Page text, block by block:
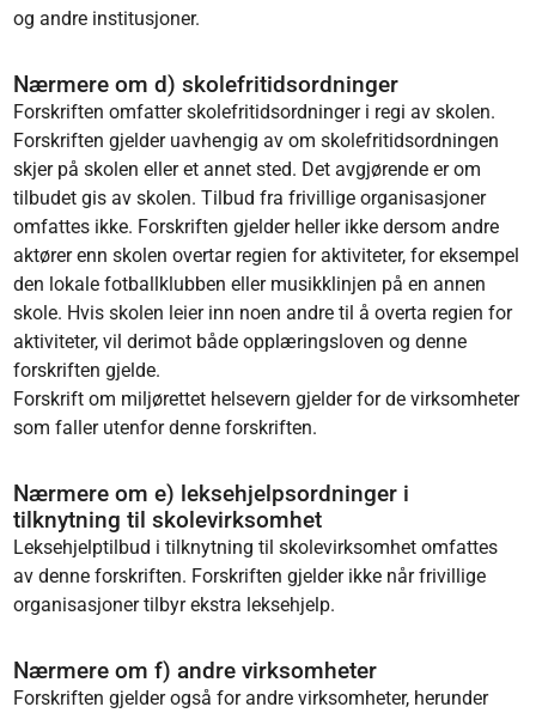
og andre institusjoner.
Nærmere om d) skolefritidsordninger
Forskriften omfatter skolefritidsordninger i regi av skolen.
Forskriften gjelder uavhengig av om skolefritidsordningen
skjer på skolen eller et annet sted. Det avgjørende er om
tilbudet gis av skolen. Tilbud fra frivillige organisasjoner
omfattes ikke. Forskriften gjelder heller ikke dersom andre
aktører enn skolen overtar regien for aktiviteter, for eksempel
den lokale fotballklubben eller musikklinjen på en annen
skole. Hvis skolen leier inn noen andre til å overta regien for
aktiviteter, vil derimot både opplæringsloven og denne
forskriften gjelde.
Forskrift om miljørettet helsevern gjelder for de virksomheter
som faller utenfor denne forskriften.
Nærmere om e) leksehjelpsordninger i
tilknytning til skolevirksomhet
Leksehjelptilbud i tilknytning til skolevirksomhet omfattes
av denne forskriften. Forskriften gjelder ikke når frivillige
organisasjoner tilbyr ekstra leksehjelp.
Nærmere om f) andre virksomheter
Forskriften gjelder også for andre virksomheter, herunder